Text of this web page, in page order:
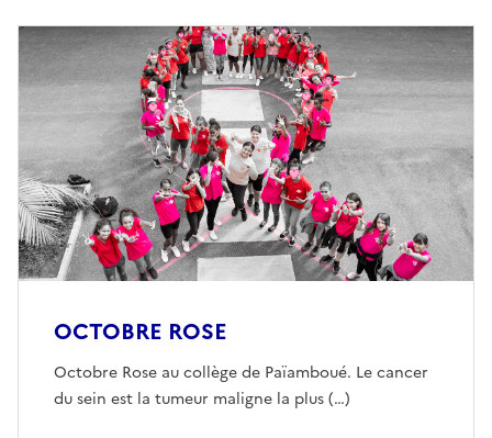
OCTOBRE ROSE
Octobre Rose au collège de Païamboué. Le cancer
du sein est la tumeur maligne la plus (…)